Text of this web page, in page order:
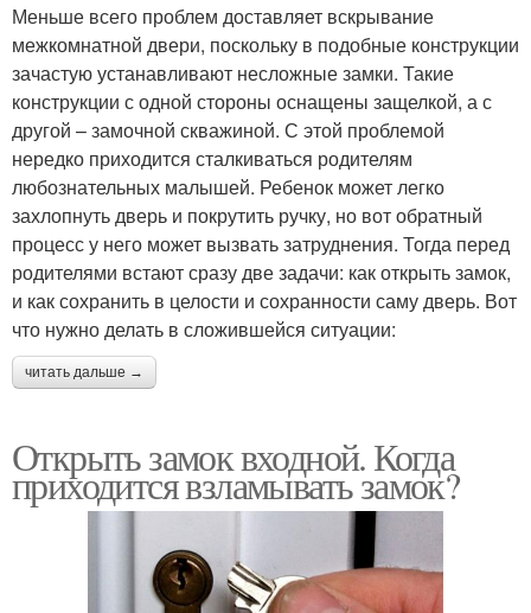
Меньше всего проблем доставляет вскрывание
межкомнатной двери, поскольку в подобные конструкции
зачастую устанавливают несложные замки. Такие
конструкции с одной стороны оснащены защелкой, а с
другой – замочной скважиной. С этой проблемой
нередко приходится сталкиваться родителям
любознательных малышей. Ребенок может легко
захлопнуть дверь и покрутить ручку, но вот обратный
процесс у него может вызвать затруднения. Тогда перед
родителями встают сразу две задачи: как открыть замок,
и как сохранить в целости и сохранности саму дверь. Вот
что нужно делать в сложившейся ситуации:
читать дальше →
Открыть замок входной. Когда
приходится взламывать замок?